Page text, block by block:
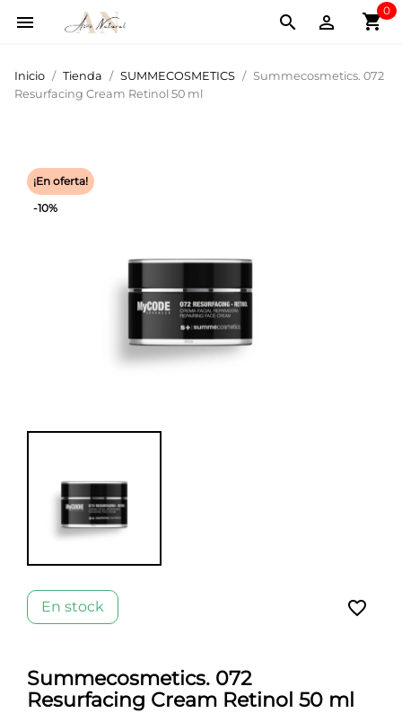
 shopping_cart
0


Inicio Tienda SUMMECOSMETICS
Summecosmetics. 072
Resurfacing Cream Retinol 50 ml
¡En oferta!
-10%
En stock favorite_border
Summecosmetics. 072
Resurfacing Cream Retinol 50 ml